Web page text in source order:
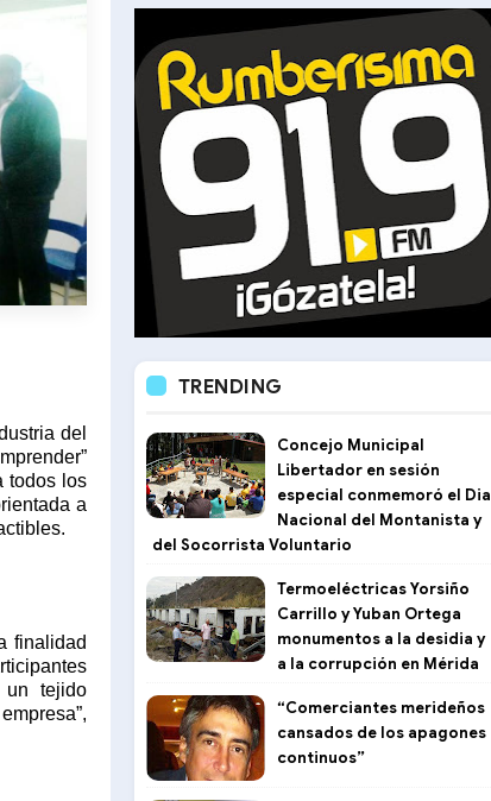
del
todos los
a
finalidad
un tejido
TRENDING
Concejo Municipal
Libertador en sesión
especial conmemoró el Dia
Nacional del Montanista y
del Socorrista Voluntario
Termoeléctricas Yorsiño
Carrillo y Yuban Ortega
monumentos a la desidia y
a la corrupción en Mérida
“Comerciantes merideños
cansados de los apagones
continuos”